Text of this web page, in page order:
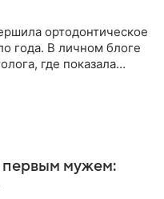
ортодонтическое
года. В личном блоге
где показала
первым мужем: